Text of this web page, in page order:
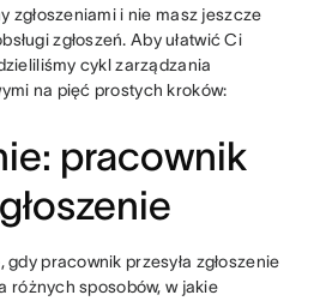
zgłoszeniami i nie masz jeszcze
zgłoszeń. Aby ułatwić Ci
cykl zarządzania
na pięć prostych kroków:
pracownik
pracownik przesyła zgłoszenie
różnych sposobów, w jakie